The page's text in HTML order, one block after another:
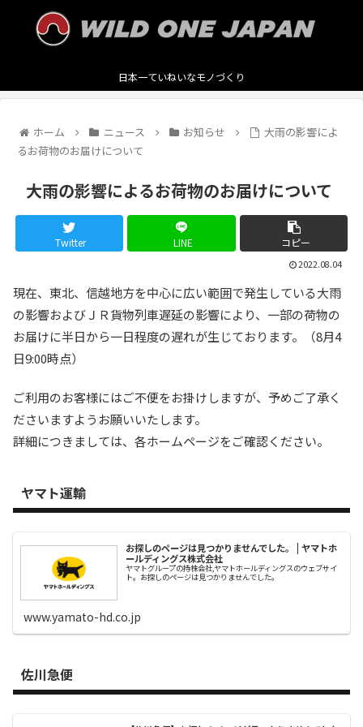
日本一ていねいなモノづくり
ホーム ニュース お知らせ
大雨の影響によ
るお荷物のお届けについて
大雨の影響によるお荷物のお届けについて
Twitter LINE コピー
2022.08.04
現在、東北、信越地方を中心に広い範囲で発生している大雨
の影響およびＪＲ貨物列車遅延の影響により、一部の荷物の
お届けに半日から一日程度の遅れが生じております。（8月4
日9:00時点）
ご利用のお客様にはご不便をお掛けしますが、予めご了承く
ださいますようお願いいたします。
詳細につきましては、各ホームページをご確認ください。
ヤマト運輸
お探しのページは見つかりませんでした。 | ヤマトホ
ールディングス株式会社
ヤマトグループの持株会社,ヤマトホールディングスのウェブサイ
ト。お探しのページは見つかりませんでした。
www.yamato-hd.co.jp
佐川急便